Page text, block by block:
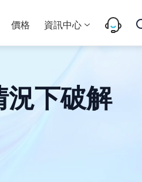
價格 資訊中心
下破解